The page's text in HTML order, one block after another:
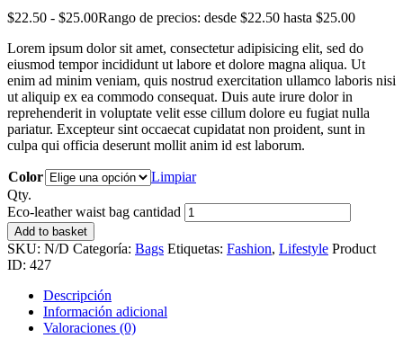
$22.50 - $25.00Rango de precios: desde $22.50 hasta $25.00
Lorem ipsum dolor sit amet, consectetur adipisicing elit, sed do
eiusmod tempor incididunt ut labore et dolore magna aliqua. Ut
enim ad minim veniam, quis nostrud exercitation ullamco laboris nisi
ut aliquip ex ea commodo consequat. Duis aute irure dolor in
reprehenderit in voluptate velit esse cillum dolore eu fugiat nulla
pariatur. Excepteur sint occaecat cupidatat non proident, sunt in
culpa qui officia deserunt mollit anim id est laborum.
Color
Limpiar
Qty.
Eco-leather waist bag cantidad
Add to basket
SKU: N/D Categoría: Bags Etiquetas: Fashion, Lifestyle Product
ID: 427
Descripción
Información adicional
Valoraciones (0)